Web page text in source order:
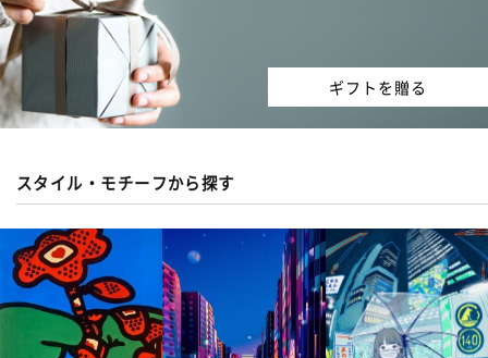
ギフトを贈る
スタイル・モチーフから探す